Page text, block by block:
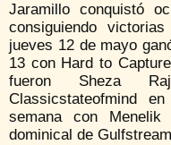
Jaramillo conquistó
consiguiendo
jueves 12 de mayo
13 con Hard to
fueron Sheza
Classicstateofmind
semana con
dominical de